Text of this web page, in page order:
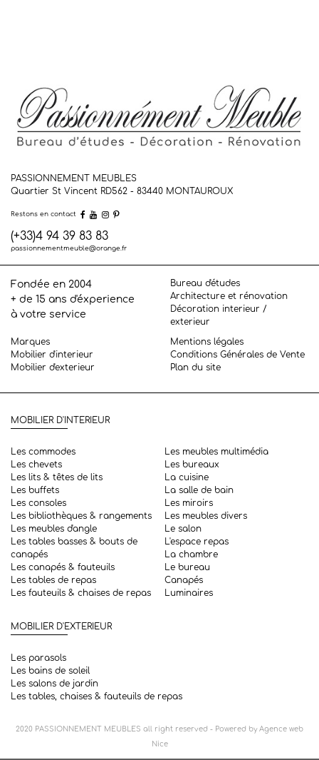
PASSIONNEMENT MEUBLES
Quartier St Vincent RD562 - 83440 MONTAUROUX
Restons en contact
(+33)4 94 39 83 83
passionnementmeuble@orange.fr
Fondée en 2004
+ de 15 ans d'éxperience
à votre service
Bureau d'études
Architecture et rénovation
Décoration interieur /
exterieur
Marques
Mobilier d'interieur
Mobilier d'exterieur
Mentions légales
Conditions Générales de Vente
Plan du site
MOBILIER D'INTERIEUR
Les commodes
Les chevets
Les lits & têtes de lits
Les buffets
Les consoles
Les bibliothèques & rangements
Les meubles d'angle
Les tables basses & bouts de
canapés
Les canapés & fauteuils
Les tables de repas
Les fauteuils & chaises de repas
Les meubles multimédia
Les bureaux
La cuisine
La salle de bain
Les miroirs
Les meubles divers
Le salon
L'espace repas
La chambre
Le bureau
Canapés
Luminaires
MOBILIER D'EXTERIEUR
Les parasols
Les bains de soleil
Les salons de jardin
Les tables, chaises & fauteuils de repas
2020 PASSIONNEMENT MEUBLES all right reserved - Powered byAgence web
Nice